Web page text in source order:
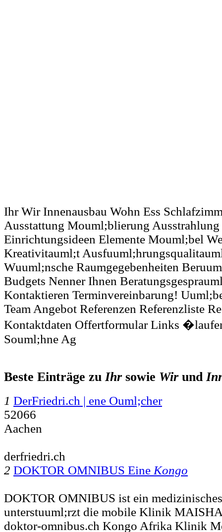
Ihr Wir Innenausbau Wohn Ess
Ausstattung Mouml;blierung Ausstrahlung
Einrichtungsideen Elemente Mouml;bel
Kreativitauml;t
Wuuml;nsche Raumgegebenheiten
Budgets Nenner Ihnen
Kontaktieren Terminvereinbarung!
Team Angebot Referenzen Referenzliste
Kontaktdaten Offertformular Links
Souml;hne Ag
Beste Einträge zuIhrsowie Wirund
1 DerFriedri.ch | ene Ouml;cher
52066
Aachen
derfriedri.ch
2 DOKTOR OMNIBUS Eine Kongo
DOKTOR OMNIBUS ist ein
unterstuuml;rzt die mobile Klinik
doktor-omnibus.ch Kongo Afrika Klinik